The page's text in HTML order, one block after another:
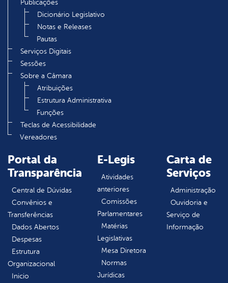
Publicações
Dicionário Legislativo
Notas e Releases
Pautas
Serviços Digitais
Sessões
Sobre a Câmara
Atribuições
Estrutura Administrativa
Funções
Teclas de Acessibilidade
Vereadores
Portal da
Transparência
Central de Dúvidas
Convênios e
Transferências
Dados Abertos
Despesas
Estrutura
Organizacional
Inicio
E-Legis
Atividades
anteriores
Comissões
Parlamentares
Matérias
Legislativas
Mesa Diretora
Normas
Jurídicas
Carta de
Serviços
Administração
Ouvidoria e
Serviço de
Informação